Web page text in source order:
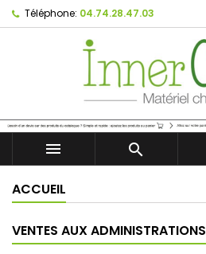
Téléphone: 04.74.28.47.03
 
ACCUEIL
VENTES AUX ADMINISTRATIONS